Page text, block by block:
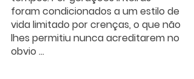
foram condicionados a um estilo de
vida limitado por crenças, o que não
lhes permitiu nunca acreditarem no
obvio ...